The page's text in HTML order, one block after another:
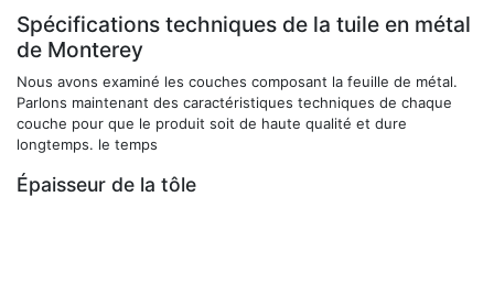
Spécifications techniques de la tuile en métal
de Monterey
Nous avons examiné les couches composant la feuille de métal.
Parlons maintenant des caractéristiques techniques de chaque
couche pour que le produit soit de haute qualité et dure
longtemps. le temps
Épaisseur de la tôle